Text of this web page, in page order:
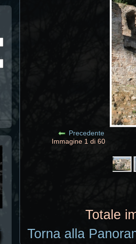
Precedente
Immagine 1 di 60
Totale
Torna alla